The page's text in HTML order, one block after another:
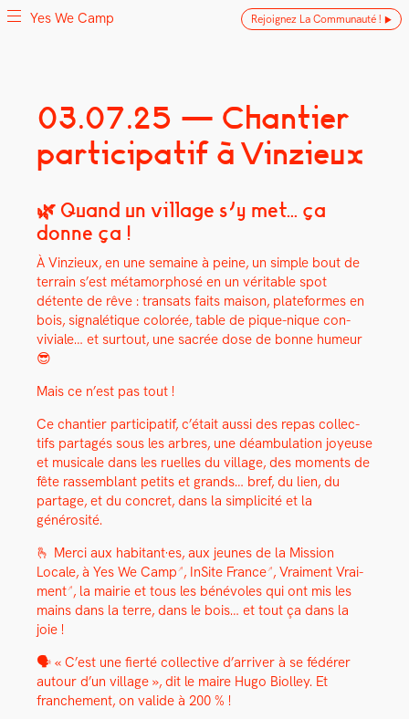
content
Yes We Camp
Utilisation inventive des espaces disponibles
03.07.25 — Chantier
participatif à Vinzieux
🌿 Quand un village s’y met… ça
donne ça !
À Vinzieux, en une semaine à peine, un sim­ple bout de
ter­rain s’est méta­mor­phosé en un véri­ta­ble spot
détente de rêve : transats faits mai­son, plate­formes en
bois, sig­nalé­tique col­orée, table de pique-nique con­
viviale… et surtout, une sacrée dose de bonne humeur
😎
Mais ce n’est pas tout !
Ce chantier par­tic­i­patif, c’était aus­si des repas col­lec­
tifs partagés sous les arbres, une déam­bu­la­tion joyeuse
et musi­cale dans les ruelles du vil­lage, des moments de
fête rassem­blant petits et grands… bref, du lien, du
partage, et du con­cret, dans la sim­plic­ité et la
générosité.
🫰 Mer­ci aux habitant·es, aux jeunes de la Mis­sion
Locale, à Yes We Camp , InSite France , Vrai­ment Vrai­
ment , la mairie et tous les bénév­oles qui ont mis les
mains dans la terre, dans le bois… et tout ça dans la
joie !
🗣️ « C’est une fierté col­lec­tive d’arriver à se fédér­er
autour d’un vil­lage », dit le maire Hugo Biol­ley. Et
franche­ment, on valide à 200 % !
Yes We Camp Rejoignez La Communauté !